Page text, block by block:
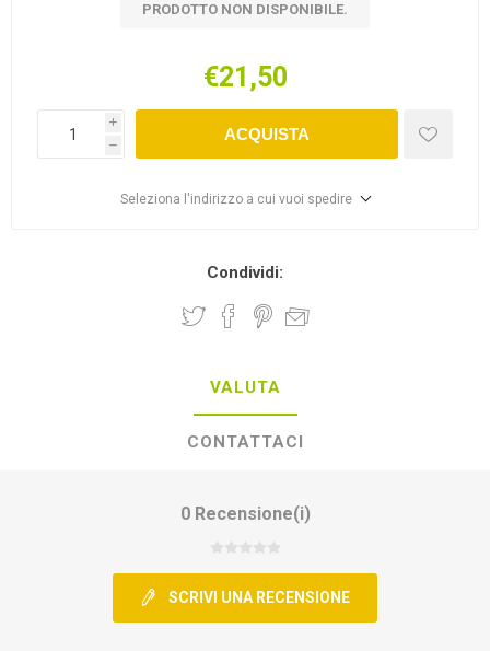
PRODOTTO NON DISPONIBILE.
€21,50
i
h
ACQUISTA
Seleziona l'indirizzo a cui vuoi spedire
Condividi:
VALUTA
CONTATTACI
0 Recensione(i)
SCRIVI UNA RECENSIONE